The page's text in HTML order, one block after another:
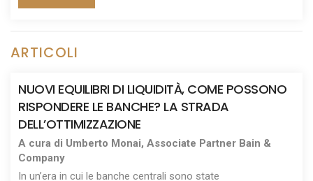
ARTICOLI
NUOVI EQUILIBRI DI LIQUIDITÀ, COME POSSONO
RISPONDERE LE BANCHE? LA STRADA
DELL’OTTIMIZZAZIONE
A cura di Umberto Monai, Associate Partner Bain &
Company
In un’era in cui le banche centrali sono state